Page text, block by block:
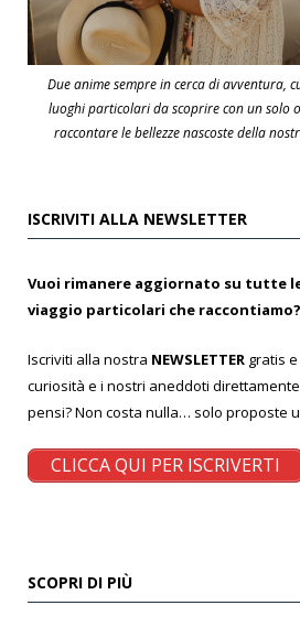
Due anime sempre in cerca di avventura,
luoghi particolari da scoprire con un solo
raccontare le bellezze nascoste della
ISCRIVITI ALLA NEWSLETTER
Vuoi rimanere aggiornato su tutte
viaggio particolari che raccontiamo?
Iscriviti alla nostra NEWSLETTER gratis
curiosità e i nostri aneddoti
pensi? Non costa nulla… solo proposte
CLICCA QUI PER ISCRIVERTI
SCOPRI DI PIÙ